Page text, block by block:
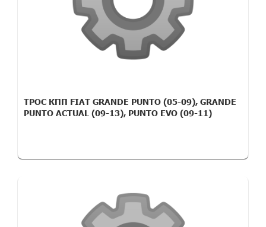
ТРОС КПП FIAT GRANDE PUNTO (05-09), GRANDE
PUNTO ACTUAL (09-13), PUNTO EVO (09-11)